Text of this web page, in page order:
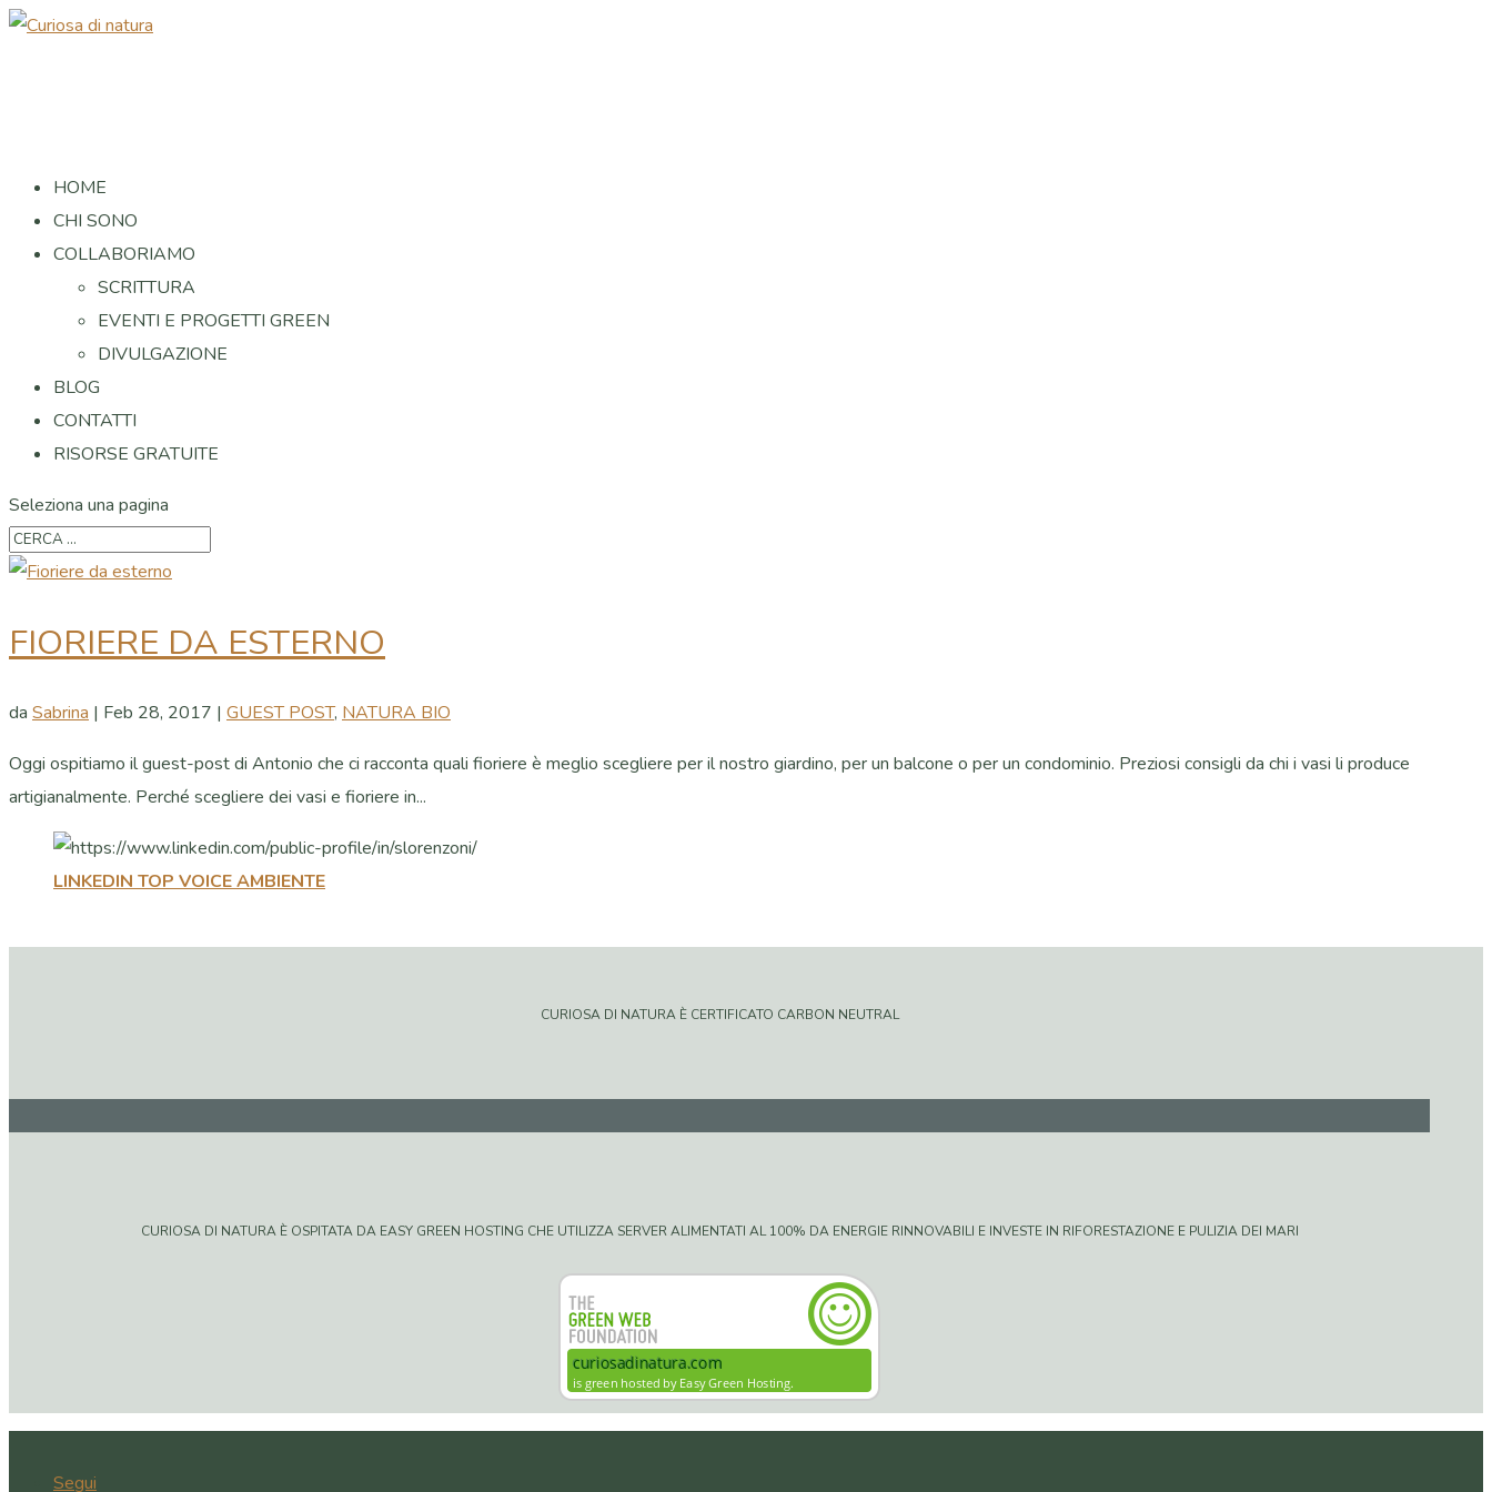
HOME
CHI SONO
COLLABORIAMO
SCRITTURA
EVENTI E PROGETTI GREEN
DIVULGAZIONE
BLOG
CONTATTI
RISORSE GRATUITE
Seleziona una pagina
FIORIERE DA ESTERNO
da Sabrina | Feb 28, 2017 | GUEST POST, NATURA BIO
Oggi ospitiamo il guest-post di Antonio che ci racconta quali fioriere è meglio scegliere per il nostro giardino, per un balcone o per un condominio. Preziosi consigli da chi i vasi li produce
artigianalmente. Perché scegliere dei vasi e fioriere in...
LINKEDIN TOP VOICE AMBIENTE
CURIOSA DI NATURA È CERTIFICATO CARBON NEUTRAL
CURIOSA DI NATURA È OSPITATA DA EASY GREEN HOSTING CHE UTILIZZA SERVER ALIMENTATI AL 100% DA ENERGIE RINNOVABILI E INVESTE IN RIFORESTAZIONE E PULIZIA DEI MARI
Segui